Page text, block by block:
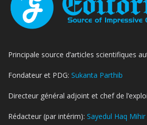
Principale source d’articles scientifiques
Fondateur et PDG: Sukanta Parthib
Directeur général adjoint et chef de
Rédacteur (par intérim): Sayedul Haq Mihir